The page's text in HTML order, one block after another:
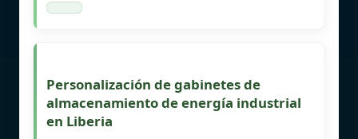
Personalización de gabinetes de
almacenamiento de energía industrial
en Liberia